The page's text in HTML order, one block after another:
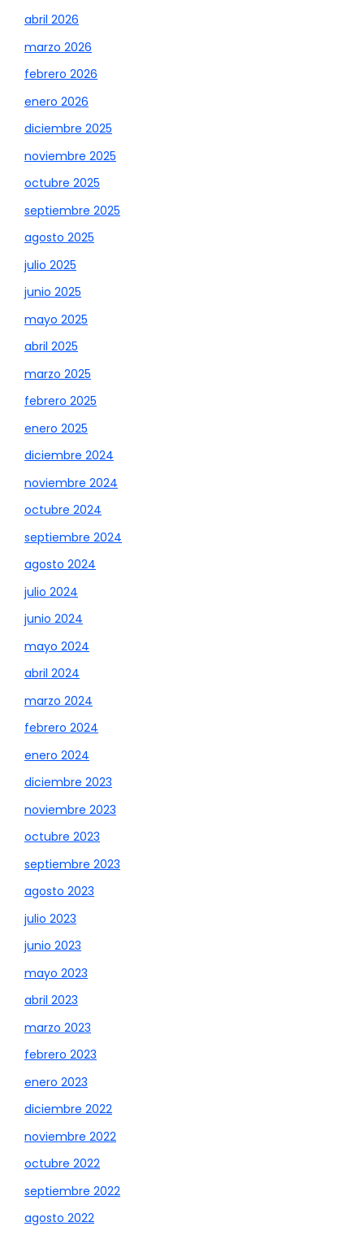
abril 2026
marzo 2026
febrero 2026
enero 2026
diciembre 2025
noviembre 2025
octubre 2025
septiembre 2025
agosto 2025
julio 2025
junio 2025
mayo 2025
abril 2025
marzo 2025
febrero 2025
enero 2025
diciembre 2024
noviembre 2024
octubre 2024
septiembre 2024
agosto 2024
julio 2024
junio 2024
mayo 2024
abril 2024
marzo 2024
febrero 2024
enero 2024
diciembre 2023
noviembre 2023
octubre 2023
septiembre 2023
agosto 2023
julio 2023
junio 2023
mayo 2023
abril 2023
marzo 2023
febrero 2023
enero 2023
diciembre 2022
noviembre 2022
octubre 2022
septiembre 2022
agosto 2022